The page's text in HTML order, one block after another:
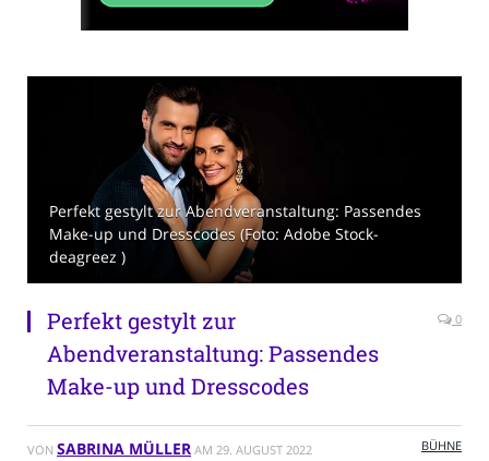
Perfekt gestylt zur Abendveranstaltung: Passendes
Make-up und Dresscodes (Foto: Adobe Stock-
deagreez )
Perfekt gestylt zur
Abendveranstaltung: Passendes
Make-up und Dresscodes
0
VON SABRINA MÜLLER AM 29. AUGUST 2022 BÜHNE